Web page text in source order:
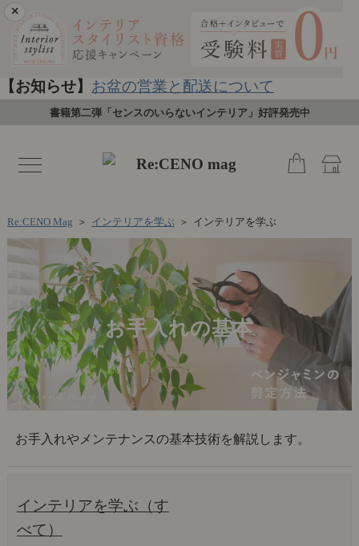
×
【お知らせ】 お盆の営業と配送について
書籍第二弾「センスのいらないインテリア」好評発売中
toggle
navigation
Re:CENO Mag ＞ インテリアを学ぶ ＞ インテリアを学ぶ
お手入れの基本
お手入れやメンテナンスの基本技術を解説します。
インテリアを学ぶ（す
べて）